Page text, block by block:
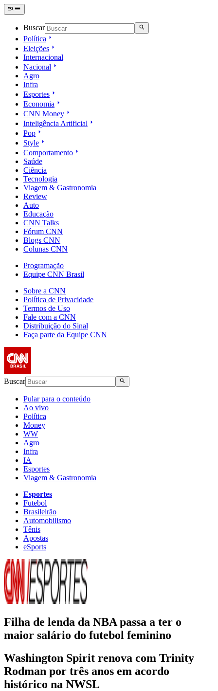
Buscar
Política
Eleições
Internacional
Nacional
Agro
Infra
Esportes
Economia
CNN Money
Inteligência Artificial
Pop
Style
Comportamento
Saúde
Ciência
Tecnologia
Viagem & Gastronomia
Review
Auto
Educação
CNN Talks
Fórum CNN
Blogs CNN
Colunas CNN
Programação
Equipe CNN Brasil
Sobre a CNN
Política de Privacidade
Termos de Uso
Fale com a CNN
Distribuição do Sinal
Faça parte da Equipe CNN
Buscar
Pular para o conteúdo
Ao vivo
Política
Money
WW
Agro
Infra
IA
Esportes
Viagem & Gastronomia
Esportes
Futebol
Brasileirão
Automobilismo
Tênis
Apostas
eSports
Filha de lenda da NBA passa a ter o
maior salário do futebol feminino
Washington Spirit renova com Trinity
Rodman por três anos em acordo
histórico na NWSL